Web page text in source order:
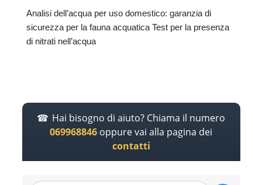
Analisi dell’acqua per uso domestico: garanzia di
sicurezza per la fauna acquatica Test per la presenza
di nitrati nell’acqua
Hai bisogno di aiuto? Chiama il numero
069968846 oppure vai alla pagina dei
contatti